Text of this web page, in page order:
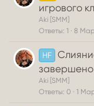
игрового
Aki [SMM]
Ответы 1 8
HF
завершено
Aki [SMM]
Ответы 0 1